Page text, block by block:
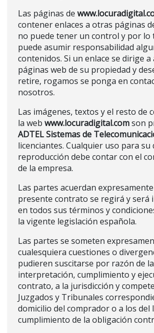
Las páginas de
contener enlaces a otras páginas
no puede tener un control y por lo
puede asumir responsabilidad
contenidos. Si un enlace se dirige a
páginas web de su propiedad y
retire, rogamos se ponga en
nosotros.
Las imágenes, textos y el resto de
la web www.locuradigital.comson
ADTEL Sistemas de
licenciantes. Cualquier uso para
reproducción debe contar con el
de la empresa.
Las partes acuerdan
presente contrato se regirá y será
en todos sus términos y
la vigente legislación española.
Las partes se someten
cualesquiera cuestiones o
pudieren suscitarse por razón de la
interpretación, cumplimiento y
contrato, a la jurisdicción y
Juzgados y Tribunales
domicilio del comprador o a los del
cumplimiento de la obligación